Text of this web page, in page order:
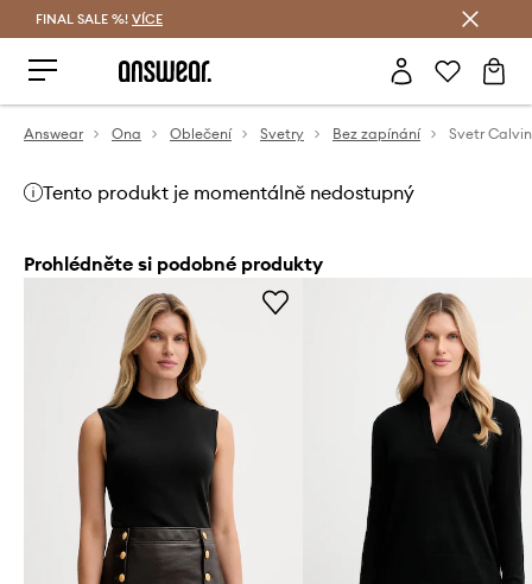
FINAL SALE %! VÍCE
Answear Ona Oblečení Svetry Bez zapínání Svetr
Tento produkt je momentálně nedostupný
Prohlédněte si podobné produkty